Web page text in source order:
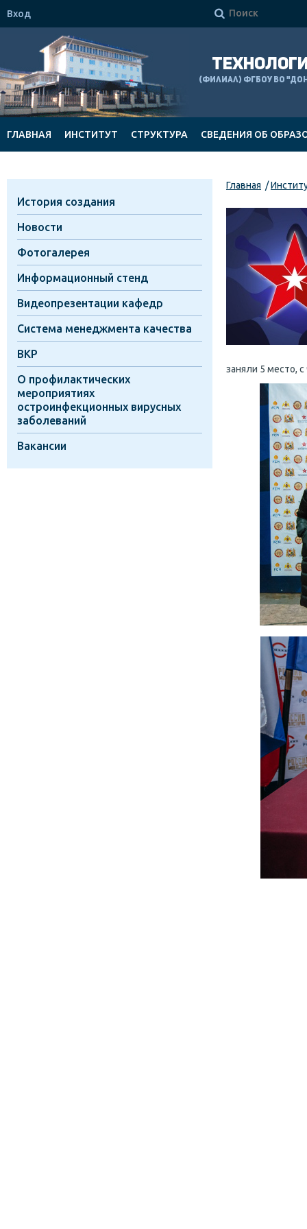
Вход 
(филиал) ФГБОУ ВО
ГЛАВНАЯ ИНСТИТУТ СТРУКТУРА СВЕДЕНИЯ ОБ
Главная
заняли 5 место,
История создания
Новости
Фотогалерея
Информационный стенд
Видеопрезентации кафедр
Система менеджмента качества
ВКР
О профилактических
мероприятиях
остроинфекционных вирусных
заболеваний
Вакансии